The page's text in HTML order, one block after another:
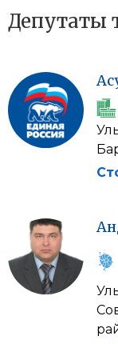
Депутаты